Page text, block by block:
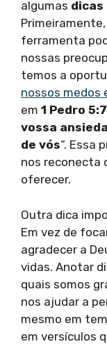
algumas
Primeiramente,
ferramenta
nossas
temos a
nossos medos
em 1 Pedro 5:7
vossa
de vós“. Essa
nos reconecta
oferecer.
Outra dica
Em vez de
agradecer a
vidas. Anotar
quais somos
nos ajudar a
mesmo em
em versículos